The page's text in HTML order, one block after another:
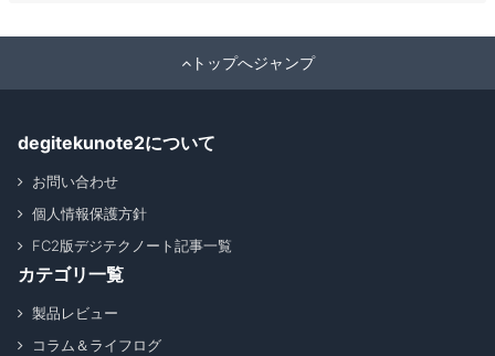
トップへジャンプ
degitekunote2について
お問い合わせ
個人情報保護方針
FC2版デジテクノート記事一覧
カテゴリ一覧
製品レビュー
コラム＆ライフログ